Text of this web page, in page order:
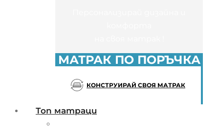
МАТРАК ПО ПОРЪЧКА
КОНСТРУИРАЙ СВОЯ МАТРАК
Топ матраци